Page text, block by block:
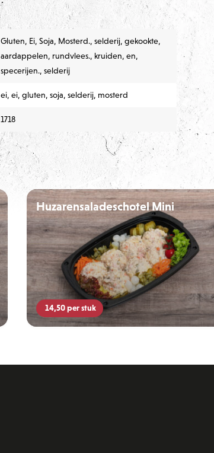
Gluten, Ei, Soja, Mosterd., selderij, gekookte,
aardappelen, rundvlees., kruiden, en,
specerijen., selderij
ei, ei, gluten, soja, selderij, mosterd
1718
Huzarensaladeschotel Mini
14,50per stuk